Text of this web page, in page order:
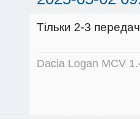
Тільки 2-3
Dacia Logan MCV